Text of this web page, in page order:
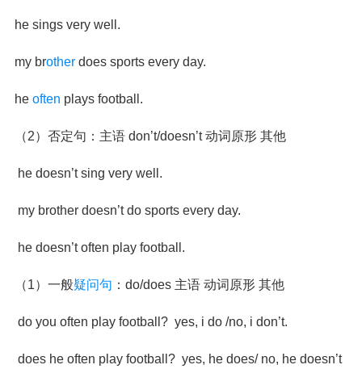
he sings very well.
my brother does sports every day.
he often plays football.
（2）否定句：主语 don’t/doesn’t 动词原形 其他
he doesn’t sing very well.
my brother doesn’t do sports every day.
he doesn’t often play football.
（1）一般疑问句 ：do/does 主语 动词原形 其他
do you often play football? yes, i do /no, i don’t.
does he often play football? yes, he does/ no, he doesn’t